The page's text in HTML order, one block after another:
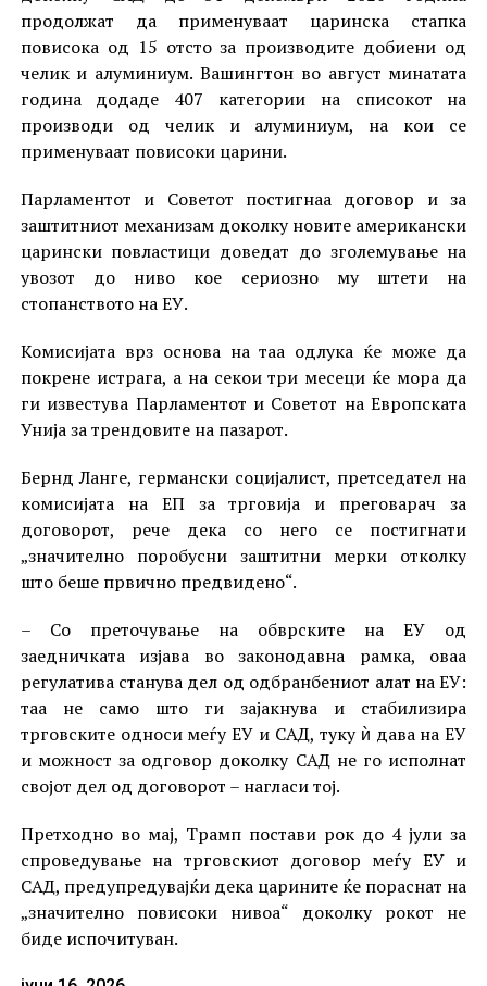
продолжат да применуваат царинска стапка
повисока од 15 отсто за производите добиени од
челик и алуминиум. Вашингтон во август минатата
година додаде 407 категории на списокот на
производи од челик и алуминиум, на кои се
применуваат повисоки царини.
Парламентот и Советот постигнаа договор и за
заштитниот механизам доколку новите американски
царински повластици доведат до зголемување на
увозот до ниво кое сериозно му штети на
стопанството на ЕУ.
Комисијата врз основа на таа одлука ќе може да
покрене истрага, а на секои три месеци ќе мора да
ги известува Парламентот и Советот на Европската
Унија за трендовите на пазарот.
Бернд Ланге, германски социјалист, претседател на
комисијата на ЕП за трговија и преговарач за
договорот, рече дека со него се постигнати
„значително поробусни заштитни мерки отколку
што беше првично предвидено“.
– Со преточување на обврските на ЕУ од
заедничката изјава во законодавна рамка, оваа
регулатива станува дел од одбранбениот алат на ЕУ:
таа не само што ги зајакнува и стабилизира
трговските односи меѓу ЕУ и САД, туку ѝ дава на ЕУ
и можност за одговор доколку САД не го исполнат
својот дел од договорот – нагласи тој.
Претходно во мај, Трамп постави рок до 4 јули за
спроведување на трговскиот договор меѓу ЕУ и
САД, предупредувајќи дека царините ќе пораснат на
„значително повисоки нивоа“ доколку рокот не
биде испочитуван.